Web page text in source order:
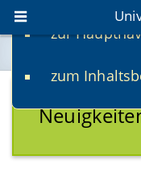
zur
zum